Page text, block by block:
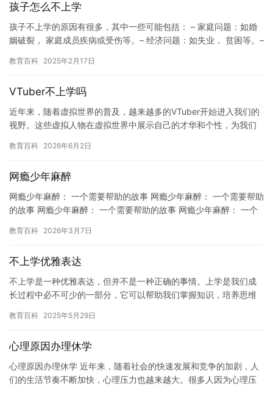
孩子怎么不上学
孩子不上学的原因有很多，其中一些可能包括： – 家庭问题：如婚
姻破裂， 家庭成员疾病或受伤等。– 经济问题：如失业， 贫困等。–
教育百科 2025年2月17日
VTuber不上学吗
近年来，随着虚拟世界的普及，越来越多的VTuber开始进入我们的
视野。这些虚拟人物在虚拟世界中展示自己的才华和个性，为我们
教育百科 2026年6月2日
网瘾少年麻醉
网瘾少年麻醉： 一个需要帮助的故事 网瘾少年麻醉： 一个需要帮助
的故事 网瘾少年麻醉： 一个需要帮助的故事 网瘾少年麻醉： 一个
教育百科 2026年3月7日
不上学优雅表达
不上学是一种优雅表达，但并不是一种正确的事情。上学是我们成
长过程中必不可少的一部分，它可以帮助我们掌握知识，培养思维
那么我…
教育百科 2025年5月29日
心理原因办理休学
心理原因办理休学 近年来，随着社会的快速发展和竞争的加剧，人
们的生活节奏不断加快，心理压力也越来越大。很多人因为心理压